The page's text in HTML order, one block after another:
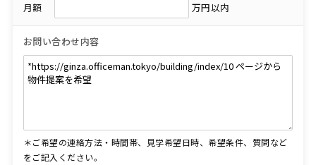
月額
万円以内
お問い合わせ内容
＊ご希望の連絡方法・時間帯、見学希望日時、希望条件、質問など
をご記入ください。